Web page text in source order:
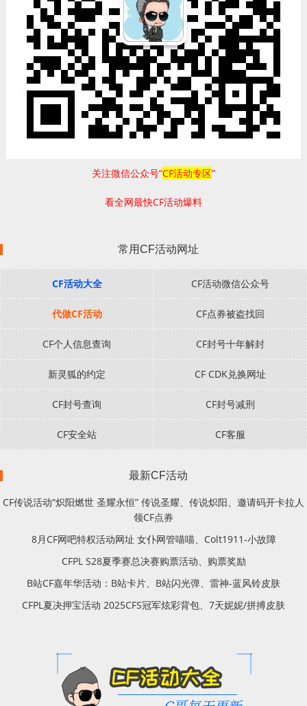
关注微信公众号“CF活动专区”
看全网最快CF活动爆料
常用CF活动网址
CF活动大全 CF活动微信公众号
代做CF活动 CF点券被盗找回
CF个人信息查询 CF封号十年解封
新灵狐的约定 CF CDK兑换网址
CF封号查询 CF封号减刑
CF安全站 CF客服
最新CF活动
CF传说活动“炽阳燃世 圣耀永恒” 传说圣耀、传说炽阳、邀请码开卡拉人
领CF点券
8月CF网吧特权活动网址 女仆网管喵喵、Colt1911-小故障
CFPL S28夏季赛总决赛购票活动、购票奖励
B站CF嘉年华活动：B站卡片、B站闪光弹、雷神-蓝风铃皮肤
CFPL夏决押宝活动 2025CFS冠军炫彩背包、7天妮妮/拼搏皮肤